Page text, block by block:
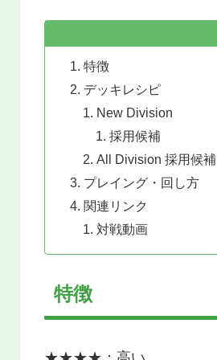
特徴
デッキレシピ
New Division
採用候補
All Division 採用候補
プレイング・回し方
関連リンク
対戦動画
特徴